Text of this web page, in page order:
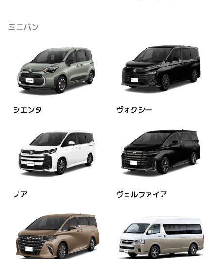
ミニバン
シエンタ ヴォクシー
ノア ヴェルファイア